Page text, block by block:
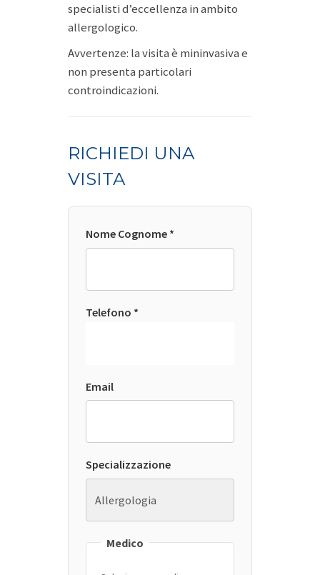
specialisti d’eccellenza in ambito
allergologico.
Avvertenze: la visita è mininvasiva e
non presenta particolari
controindicazioni.
RICHIEDI UNA
VISITA
Nome Cognome *
Telefono *
Email
Specializzazione
Medico